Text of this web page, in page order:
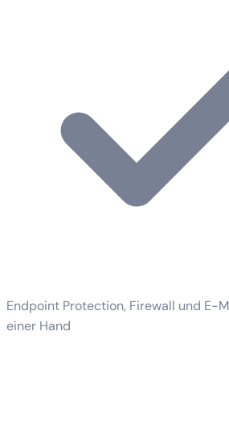
Endpoint Protection, Firewall und E-
einer Hand